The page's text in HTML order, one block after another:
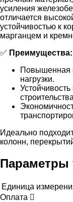
усиления
отличается
устойчивостью к
марганцем и
✅ Преимущества:
Повышенная
нагрузки.
Идеально
колонн,
Параметры
Единица
Оплата